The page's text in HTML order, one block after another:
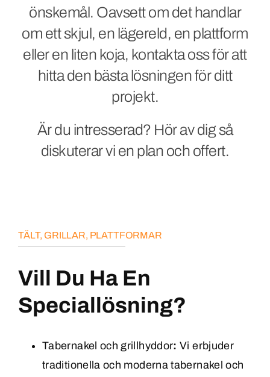
Specialerbjudanden
Hämtad Från
Svenska
önskemål. Oavsett om det handlar
om ett skjul, en lägereld, en plattform
eller en liten koja, kontakta oss för att
hitta den bästa lösningen för ditt
projekt.
Är du intresserad? Hör av dig så
diskuterar vi en plan och offert.
TÄLT, GRILLAR, PLATTFORMAR
Vill Du Ha En
Speciallösning?
Tabernakel och grillhyddor: Vi erbjuder
traditionella och moderna tabernakel och